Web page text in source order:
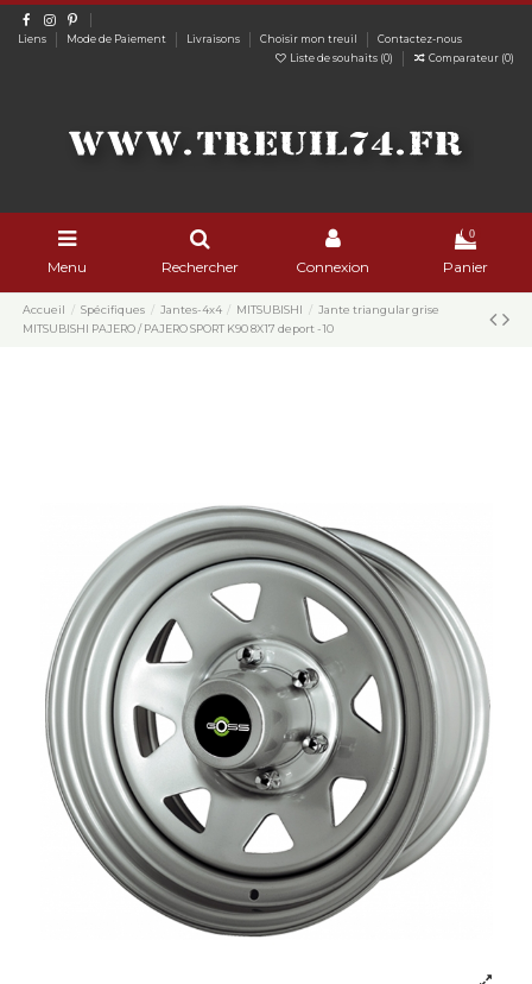
Liens Mode de Paiement Livraisons Choisir mon treuil
Contactez-nous
Liste de souhaits (0) Comparateur (0)
Menu Rechercher Connexion
0
Panier
Accueil Spécifiques Jantes-4x4 MITSUBISHI
Jante triangular grise
MITSUBISHI PAJERO / PAJERO SPORT K90 8X17 deport -10